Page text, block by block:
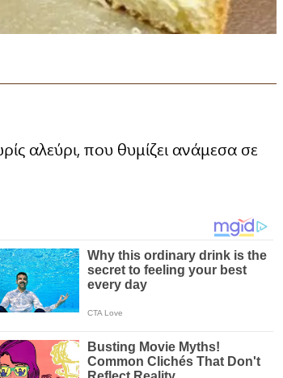
αλεύρι, που θυμίζει ανάμεσα σε